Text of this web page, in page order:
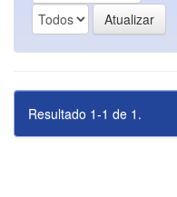
Resultado 1-1 de 1.